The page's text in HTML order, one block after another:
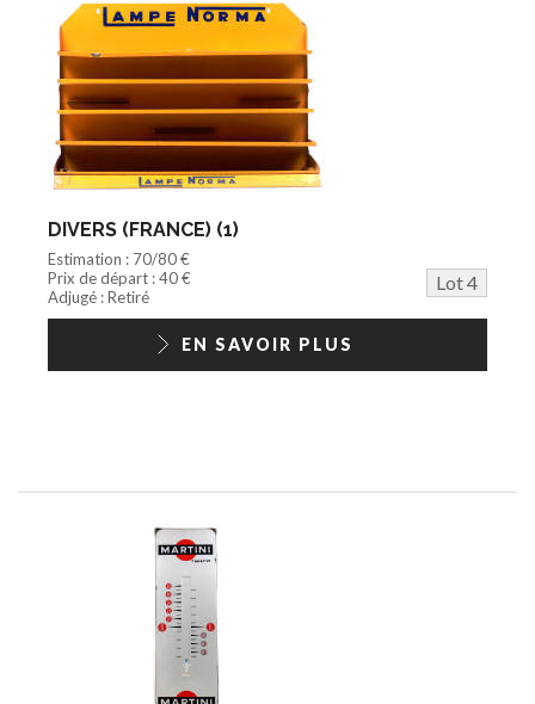
DIVERS (FRANCE) (1)
Estimation : 70/80 €
Prix de départ : 40 €
Lot 4
Adjugé : Retiré
EN SAVOIR PLUS